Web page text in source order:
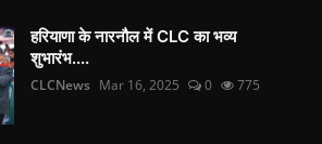
हरियाणा के नारनौल में CLC का भव्य
शुभारंभ....
CLCNews Mar 16, 2025 0 775